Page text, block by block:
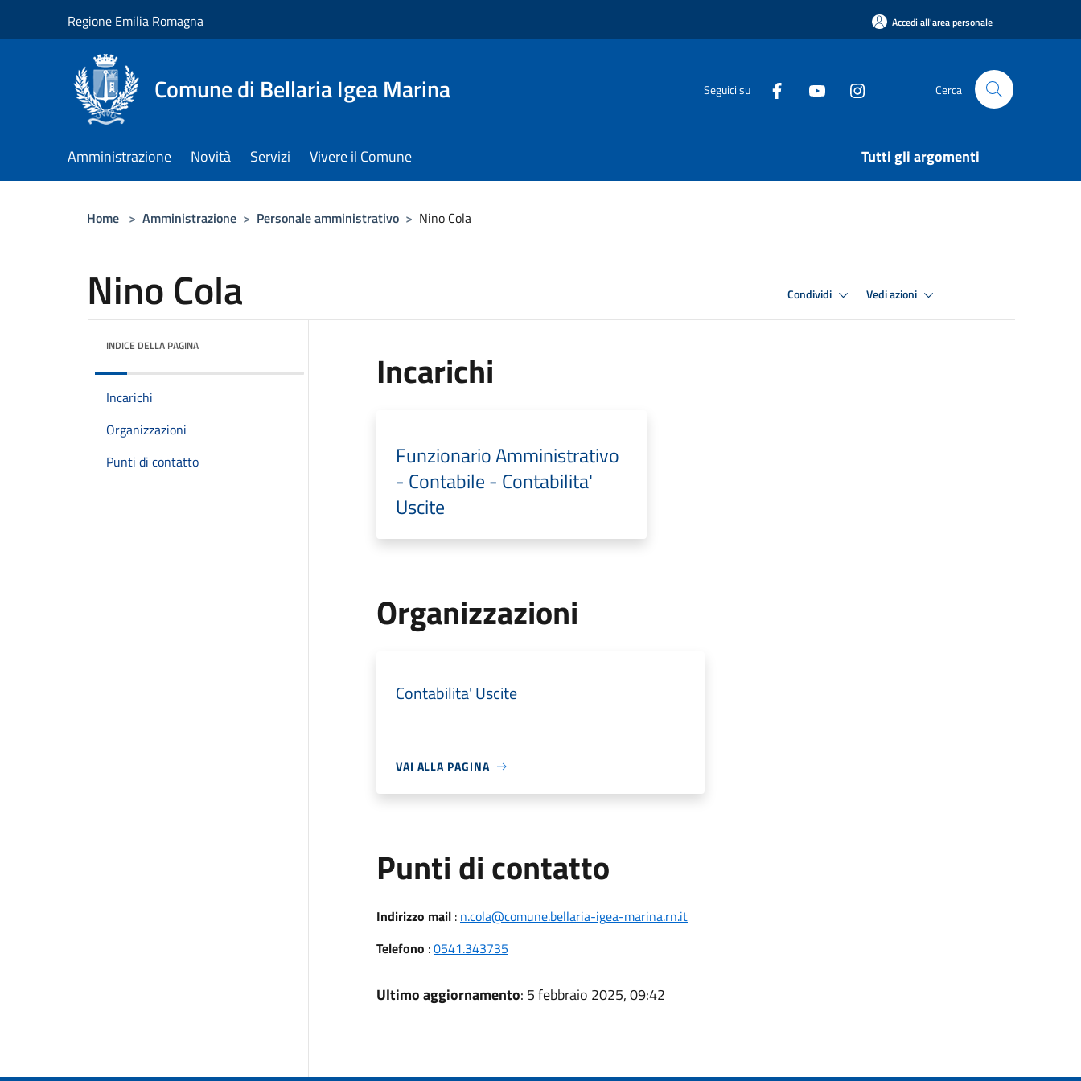
Regione Emilia Romagna Accedi all'area personale
Comune di Bellaria Igea Marina Seguici su Cerca
Amministrazione Novità Servizi Vivere il Comune Tutti gli argomenti
Home > Amministrazione > Personale amministrativo > Nino Cola
Nino Cola Condividi Vedi azioni
INDICE DELLA PAGINA
Incarichi
Organizzazioni
Punti di contatto
Incarichi
Funzionario Amministrativo
- Contabile - Contabilita'
Uscite
Organizzazioni
Contabilita' Uscite
VAI ALLA PAGINA
Punti di contatto
Indirizzo mail: n.cola@comune.bellaria-igea-marina.rn.it
Telefono :0541.343735
Ultimo aggiornamento: 5 febbraio 2025, 09:42